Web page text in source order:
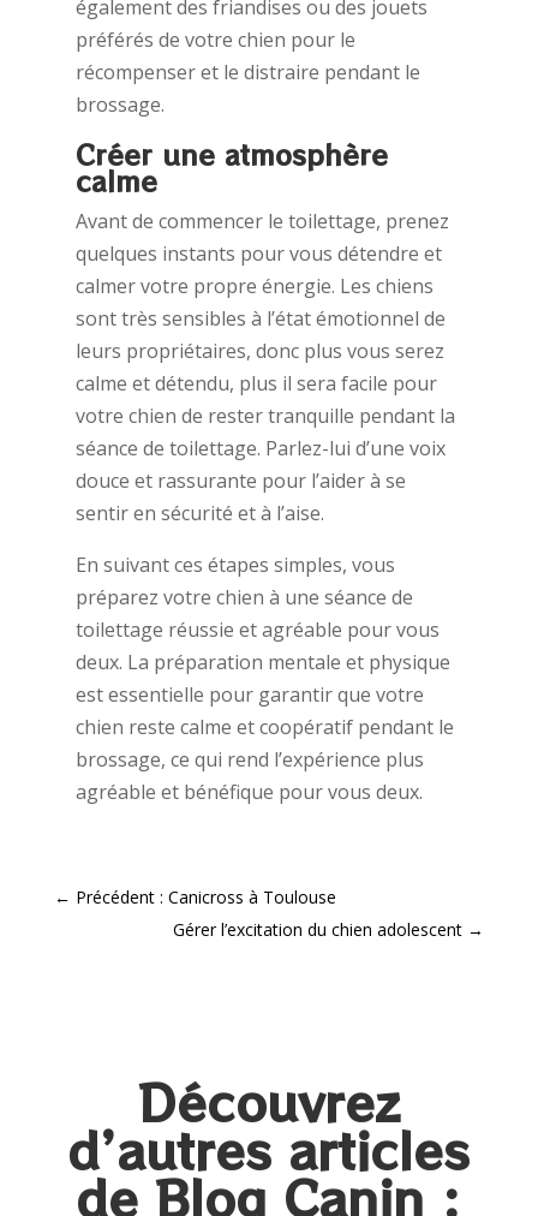
également des friandises ou des jouets
préférés de votre chien pour le
récompenser et le distraire pendant le
brossage.
Créer une atmosphère
calme
Avant de commencer le toilettage, prenez
quelques instants pour vous détendre et
calmer votre propre énergie. Les chiens
sont très sensibles à l’état émotionnel de
leurs propriétaires, donc plus vous serez
calme et détendu, plus il sera facile pour
votre chien de rester tranquille pendant la
séance de toilettage. Parlez-lui d’une voix
douce et rassurante pour l’aider à se
sentir en sécurité et à l’aise.
En suivant ces étapes simples, vous
préparez votre chien à une séance de
toilettage réussie et agréable pour vous
deux. La préparation mentale et physique
est essentielle pour garantir que votre
chien reste calme et coopératif pendant le
brossage, ce qui rend l’expérience plus
agréable et bénéfique pour vous deux.
← Précédent : Canicross à Toulouse
Gérer l’excitation du chien adolescent →
Découvrez
d’autres articles
de Blog Canin :